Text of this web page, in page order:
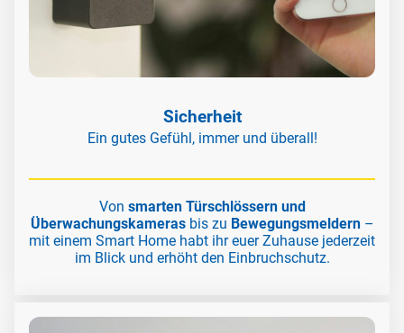
Sicherheit
Ein gutes Gefühl, immer und überall!
Von smarten Türschlössern und
Überwachungskamerasbis zu Bewegungsmeldern–
mit einem Smart Home habt ihr euer Zuhause jederzeit
im Blick und erhöht den Einbruchschutz.